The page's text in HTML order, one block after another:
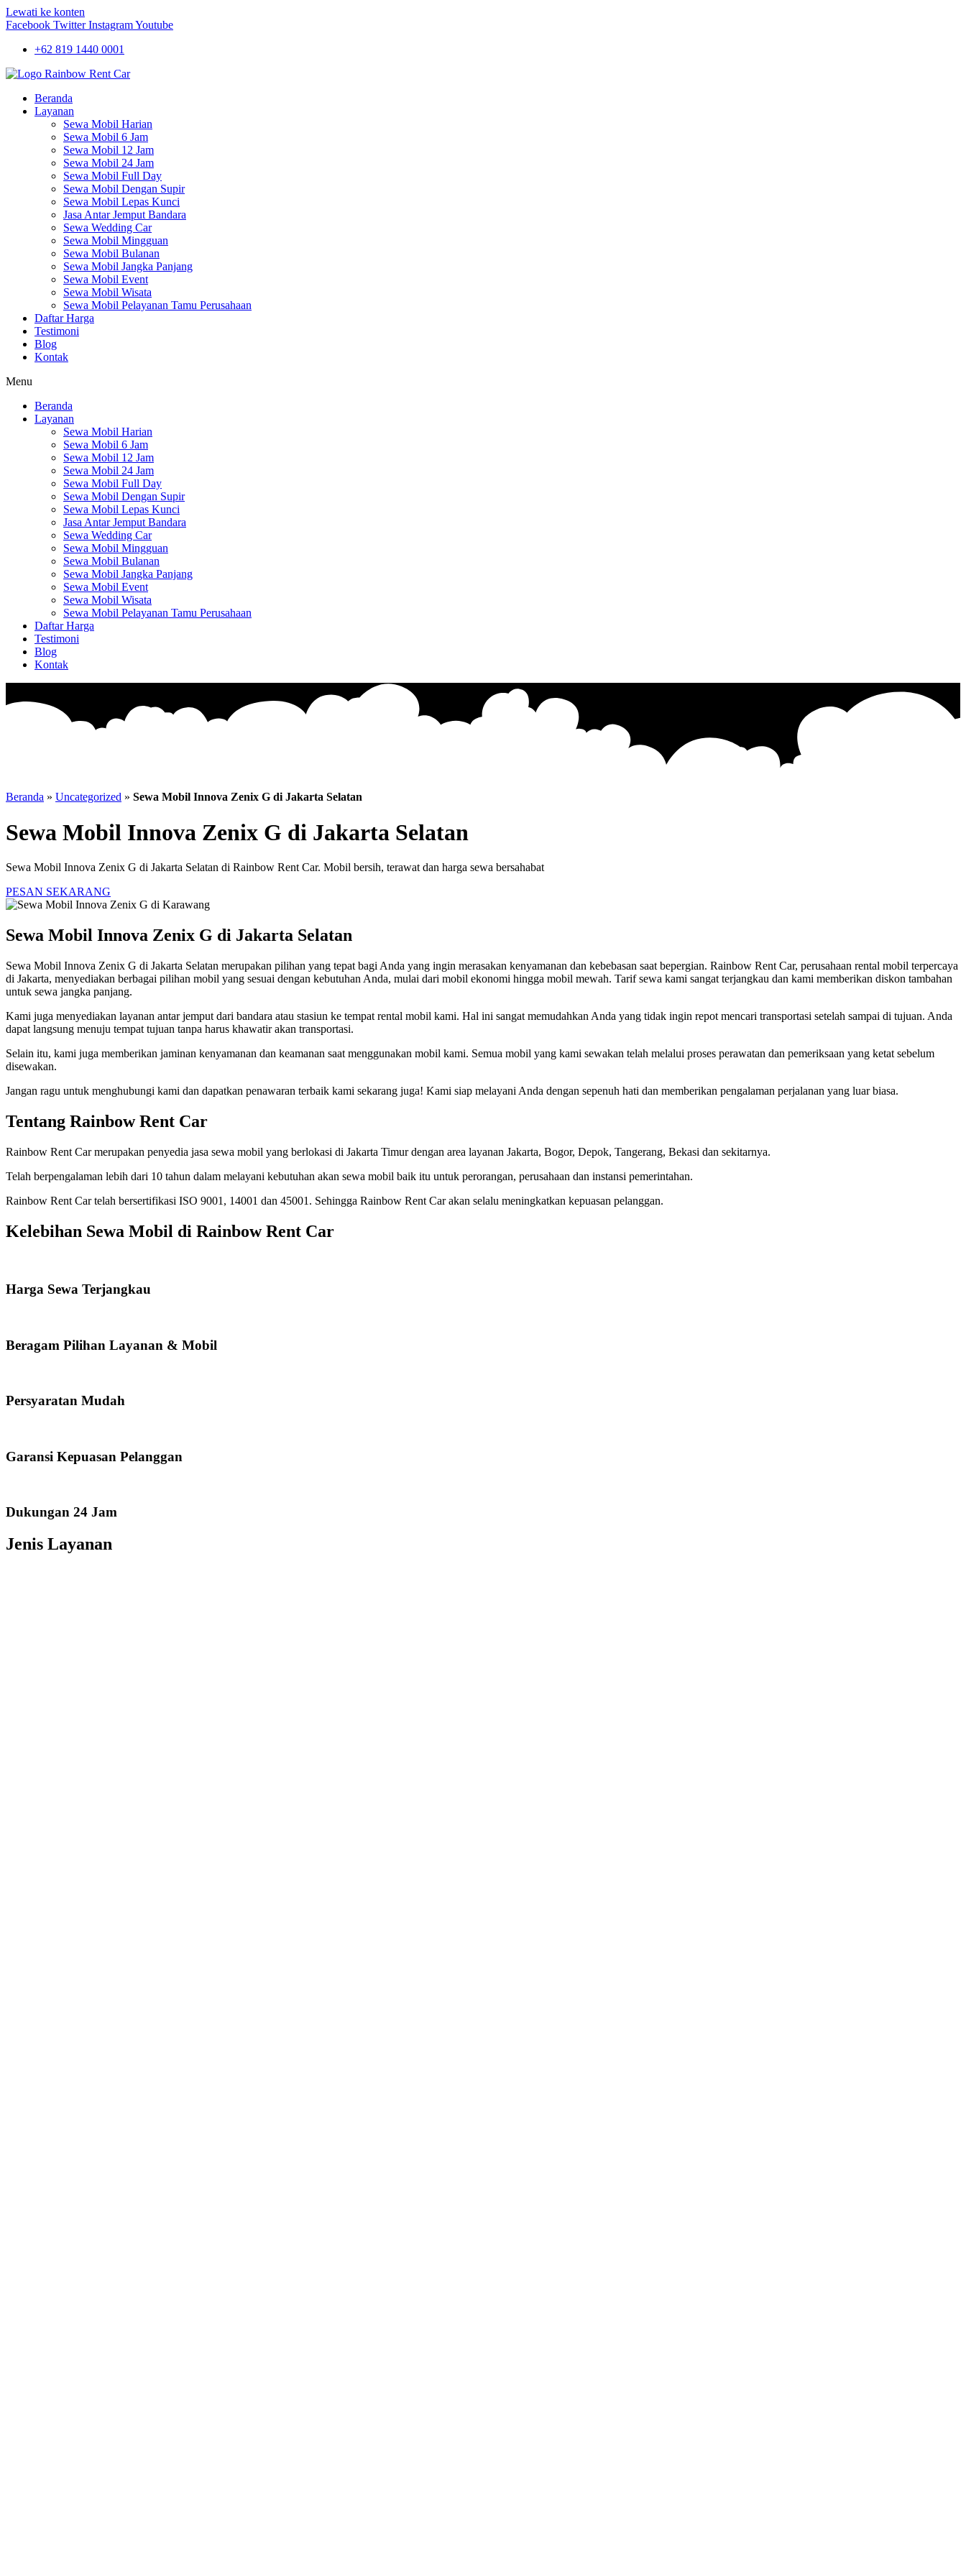
Lewati ke konten
Facebook Twitter InstagramYoutube
+62 819 1440 0001
Beranda
Layanan
Sewa Mobil Harian
Sewa Mobil 6 Jam
Sewa Mobil 12 Jam
Sewa Mobil 24 Jam
Sewa Mobil Full Day
Sewa Mobil Dengan Supir
Sewa Mobil Lepas Kunci
Jasa Antar Jemput Bandara
Sewa Wedding Car
Sewa Mobil Mingguan
Sewa Mobil Bulanan
Sewa Mobil Jangka Panjang
Sewa Mobil Event
Sewa Mobil Wisata
Sewa Mobil Pelayanan Tamu Perusahaan
Daftar Harga
Testimoni
Blog
Kontak
Menu
Beranda
Layanan
Sewa Mobil Harian
Sewa Mobil 6 Jam
Sewa Mobil 12 Jam
Sewa Mobil 24 Jam
Sewa Mobil Full Day
Sewa Mobil Dengan Supir
Sewa Mobil Lepas Kunci
Jasa Antar Jemput Bandara
Sewa Wedding Car
Sewa Mobil Mingguan
Sewa Mobil Bulanan
Sewa Mobil Jangka Panjang
Sewa Mobil Event
Sewa Mobil Wisata
Sewa Mobil Pelayanan Tamu Perusahaan
Daftar Harga
Testimoni
Blog
Kontak
Beranda » Uncategorized » Sewa Mobil Innova Zenix G di Jakarta Selatan
Sewa Mobil Innova Zenix G di Jakarta Selatan
Sewa Mobil Innova Zenix G di Jakarta Selatan di Rainbow Rent Car. Mobil bersih, terawat dan harga sewa bersahabat
PESAN SEKARANG
Sewa Mobil Innova Zenix G di Jakarta Selatan
Sewa Mobil Innova Zenix G di Jakarta Selatan merupakan pilihan yang tepat bagi Anda yang ingin merasakan kenyamanan dan kebebasan saat bepergian. Rainbow Rent Car, perusahaan rental mobil terpercaya
di Jakarta, menyediakan berbagai pilihan mobil yang sesuai dengan kebutuhan Anda, mulai dari mobil ekonomi hingga mobil mewah. Tarif sewa kami sangat terjangkau dan kami memberikan diskon tambahan
untuk sewa jangka panjang.
Kami juga menyediakan layanan antar jemput dari bandara atau stasiun ke tempat rental mobil kami. Hal ini sangat memudahkan Anda yang tidak ingin repot mencari transportasi setelah sampai di tujuan. Anda
dapat langsung menuju tempat tujuan tanpa harus khawatir akan transportasi.
Selain itu, kami juga memberikan jaminan kenyamanan dan keamanan saat menggunakan mobil kami. Semua mobil yang kami sewakan telah melalui proses perawatan dan pemeriksaan yang ketat sebelum
disewakan.
Jangan ragu untuk menghubungi kami dan dapatkan penawaran terbaik kami sekarang juga! Kami siap melayani Anda dengan sepenuh hati dan memberikan pengalaman perjalanan yang luar biasa.
Tentang Rainbow Rent Car
Rainbow Rent Car merupakan penyedia jasa sewa mobil yang berlokasi di Jakarta Timur dengan area layanan Jakarta, Bogor, Depok, Tangerang, Bekasi dan sekitarnya.
Telah berpengalaman lebih dari 10 tahun dalam melayani kebutuhan akan sewa mobil baik itu untuk perorangan, perusahaan dan instansi pemerintahan.
Rainbow Rent Car telah bersertifikasi ISO 9001, 14001 dan 45001. Sehingga Rainbow Rent Car akan selalu meningkatkan kepuasan pelanggan.
Kelebihan Sewa Mobil di Rainbow Rent Car
Harga Sewa Terjangkau
Beragam Pilihan Layanan & Mobil
Persyaratan Mudah
Garansi Kepuasan Pelanggan
Dukungan 24 Jam
Jenis Layanan